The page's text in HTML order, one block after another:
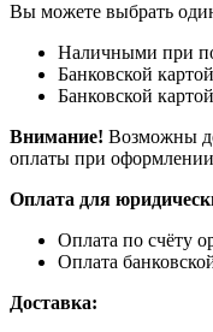
Вы можете выбрать
Наличными при
Банковской
Банковской
Внимание! Возможны
оплаты при оформлении
Оплата для
Оплата по счёту
Оплата
Доставка: